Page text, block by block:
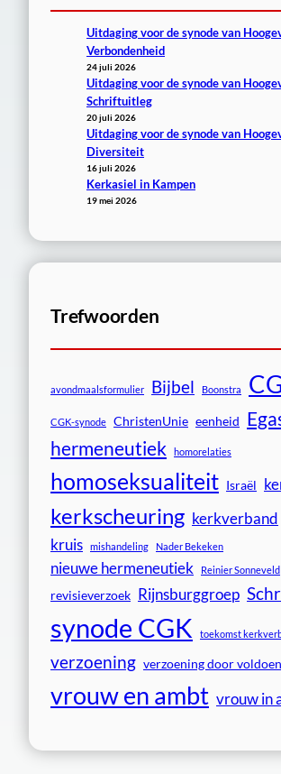
Uitdaging voor de synode van
Verbondenheid
24 juli 2026
Uitdaging voor de synode van
Schriftuitleg
20 juli 2026
Uitdaging voor de synode van
Diversiteit
16 juli 2026
Kerkasiel in Kampen
19 mei 2026
Trefwoorden
avondmaalsformulier Bijbel Boonstra
CGK-synode ChristenUnie eenheid
hermeneutiek
homorelaties
homoseksualiteit Israël
kerkscheuring kerkverband
kruis mishandeling Nader Bekeken
nieuwe hermeneutiek Reinier Sonneveld
revisieverzoek Rijnsburggroep
synode CGK toekomst
verzoening verzoening door
vrouw en ambt vrouw in